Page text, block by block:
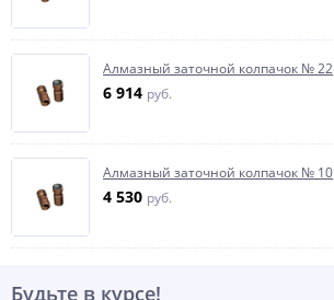
Алмазный заточной колпачок № 22
6 914 руб.
Алмазный заточной колпачок № 10
4 530 руб.
Будьте в курсе!